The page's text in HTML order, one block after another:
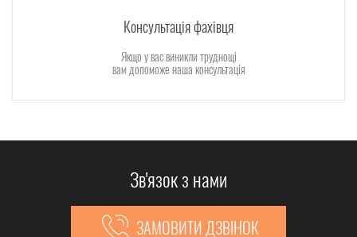
Консультація фахівця
Якщо у вас виникли труднощі
вам допоможе наша консультація
Зв'язок з нами
ЗАМОВИТИ ДЗВІНОК